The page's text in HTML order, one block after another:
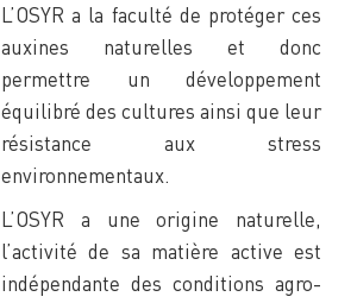
L’OSYR a la faculté de protéger ces
auxines naturelles et donc
permettre un développement
équilibré des cultures ainsi que leur
résistance aux stress
environnementaux.
L’OSYR a une origine naturelle,
l’activité de sa matière active est
indépendante des conditions agro-